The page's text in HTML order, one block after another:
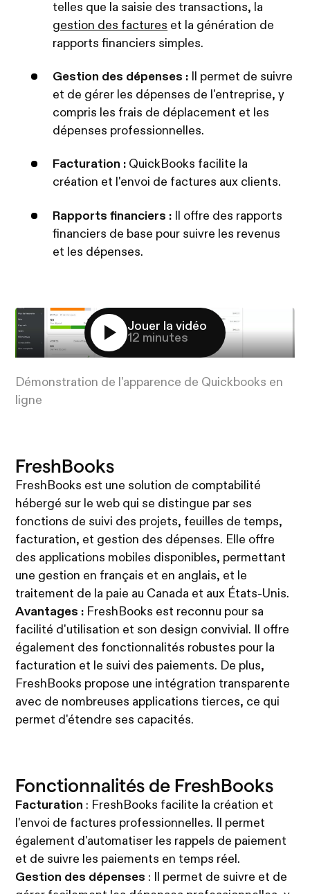
telles que la saisie des transactions, la
gestion des factures et la génération de
rapports financiers simples.
Gestion des dépenses : Il permet de suivre
et de gérer les dépenses de l'entreprise, y
compris les frais de déplacement et les
dépenses professionnelles.
Facturation : QuickBooks facilite la
création et l'envoi de factures aux clients.
Rapports financiers : Il offre des rapports
financiers de base pour suivre les revenus
et les dépenses.
Jouer la vidéo
12 minutes
Démonstration de l'apparence de Quickbooks en
ligne
FreshBooks
FreshBooks est une solution de comptabilité
hébergé sur le web qui se distingue par ses
fonctions de suivi des projets, feuilles de temps,
facturation, et gestion des dépenses. Elle offre
des applications mobiles disponibles, permettant
une gestion en français et en anglais, et le
traitement de la paie au Canada et aux États-Unis.
Avantages : FreshBooks est reconnu pour sa
facilité d'utilisation et son design convivial. Il offre
également des fonctionnalités robustes pour la
facturation et le suivi des paiements. De plus,
FreshBooks propose une intégration transparente
avec de nombreuses applications tierces, ce qui
permet d'étendre ses capacités.
Fonctionnalités de FreshBooks
Facturation : FreshBooks facilite la création et
l'envoi de factures professionnelles. Il permet
également d'automatiser les rappels de paiement
et de suivre les paiements en temps réel.
Gestion des dépenses : Il permet de suivre et de